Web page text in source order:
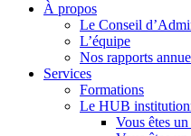
À propos
Le Conseil
L’équipe
Nos rapports
Services
Formations
Le HUB
Vous êtes